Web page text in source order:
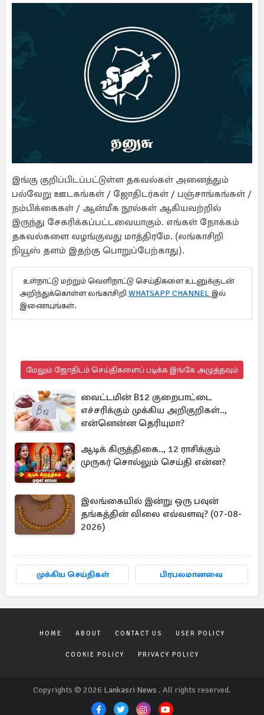
இங்கு குறிப்பிடப்பட்டுள்ள தகவல்கள் அனைத்தும்
பல்வேறு ஊடகங்கள் / ஜோதிடர்கள் / பஞ்சாங்கங்கள் /
நம்பிக்கைகள் / ஆன்மீக நூல்கள் ஆகியவற்றில்
இருந்து சேகரிக்கப்பட்டவையாகும். எங்கள் நோக்கம்
தகவல்களை வழங்குவது மாத்திரமே. (லங்காசிறி
நியூஸ் தளம் இதற்கு பொறுப்பேற்காது).
உள்நாட்டு மற்றும் வெளிநாட்டு செய்திகளை உடனுக்குடன்
அறிந்துக்கொள்ள லங்காசிறி WHATSAPP CHANNEL இல்
இணையுங்கள்.
மேலும் ஜோதிடம் செய்திகளைப் படிக்க இங்கே அழுத்தவும்
வைட்டமின் B12 குறைபாட்டை
எச்சரிக்கும் முக்கிய அறிகுறிகள்..,
என்னென்ன தெரியுமா?
ஆடிக் கிருத்திகை.., 12 ராசிக்கும்
முருகர் சொல்லும் செய்தி என்ன?
இலங்கையில் இன்று ஒரு பவுன்
தங்கத்தின் விலை எவ்வளவு? (07-08-
2026)
முக்கிய செய்திகள் பிரபலமானவை
HOME ABOUT CONTACT US USER POLICY
COOKIE POLICY PRIVACY POLICY
Copyrights © 2026 Lankasri News . All rights reserved.